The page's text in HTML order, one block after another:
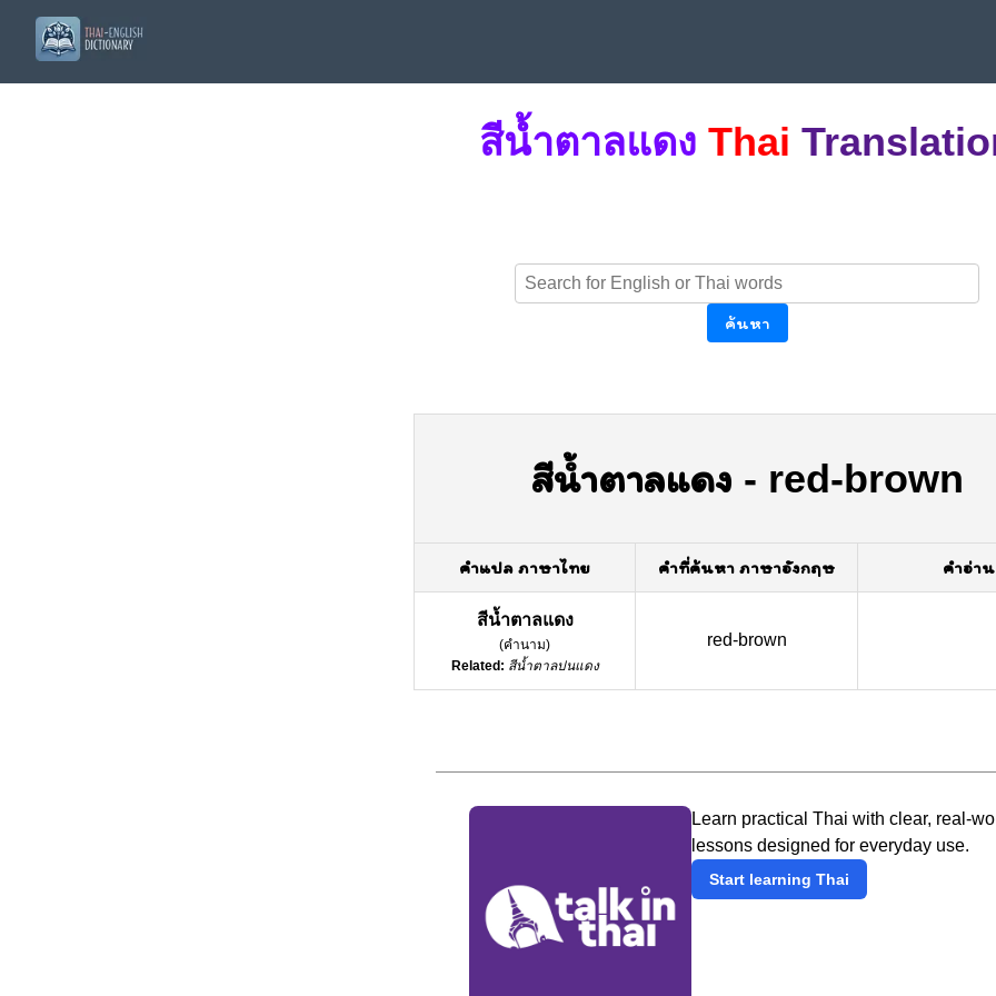
สีน้ำตาลแดง Thai
ค้นหา
สีน้ำตาลแดง - red-brown
คำแปล ภาษาไทย คำที่ค้นหา ภาษาอังกฤษ คำอ่าน
สีน้ำตาลแดง
(คำนาม)
Related: สีน้ำตาลปนแดง
red-brown
Learn practical Thai with clear, real-
lessons designed for everyday use.
Start learning Thai